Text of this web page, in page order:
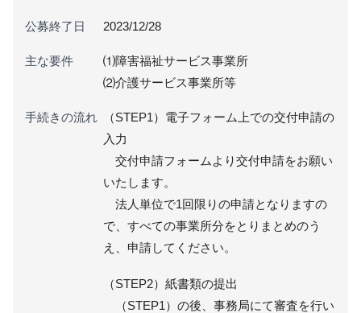
公募終了日 2023/12/28
主な要件
⑴障害福祉サービス事業所
⑵介護サービス事業所等
手続きの流れ
（STEP1）電子フォーム上での交付申請の
入力
交付申請フォームより交付申請をお願い
いたします。
法人単位で1回限りの申請となりますの
で、すべての事業所分をとりまとめのう
え、申請してください。
（STEP2）紙書類の提出
（STEP1）の後、事務局にて審査を行い